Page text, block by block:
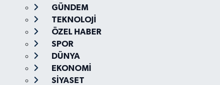
GÜNDEM
TEKNOLOJİ
ÖZEL HABER
SPOR
DÜNYA
EKONOMİ
SİYASET